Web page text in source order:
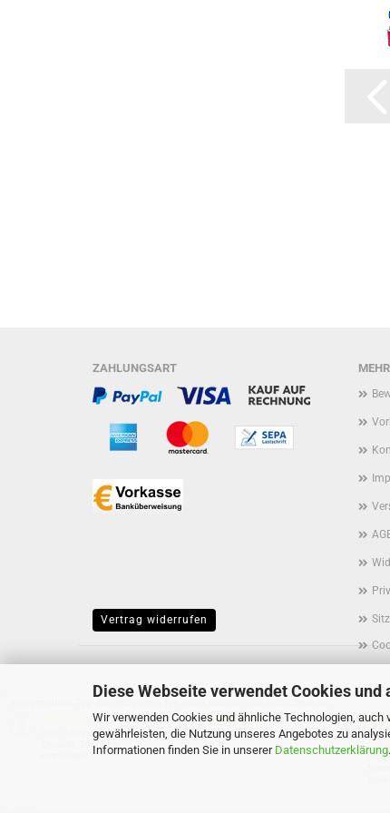
Diese Webseite verwendet Cookies und
Wir verwenden Cookies und ähnliche Technologien,
gewährleisten, die Nutzung unseres Angebotes zu
Informationen finden Sie in unserer Datenschutzerklärung.
ZAHLUNGSART
Vertrag widerrufen
05.08.26▼
Sehr kompetent und top
Qualität. 100% zu
05.08.26▼
perfekt
Sehr